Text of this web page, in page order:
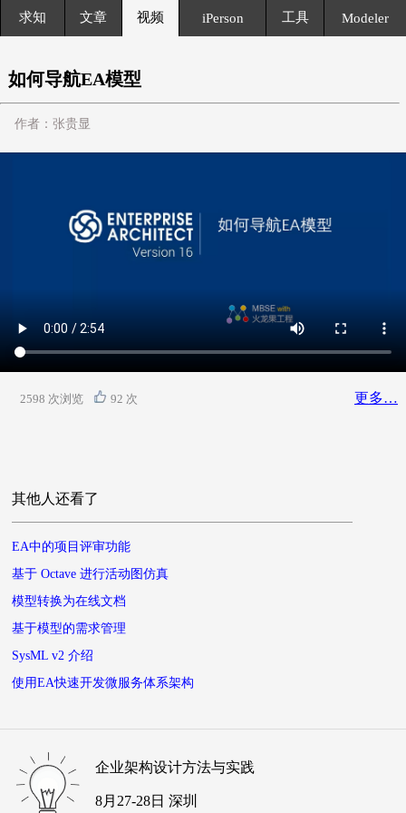
求知 文章 视频 iPerson 工具 Modeler
如何导航EA模型
作者：张贵显
2598 次浏览 92 次 更多…
其他人还看了
EA中的项目评审功能
基于 Octave 进行活动图仿真
模型转换为在线文档
基于模型的需求管理
SysML v2 介绍
使用EA快速开发微服务体系架构